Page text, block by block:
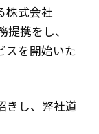
株式会社
携をし、
スを開始いた
きし、弊社道